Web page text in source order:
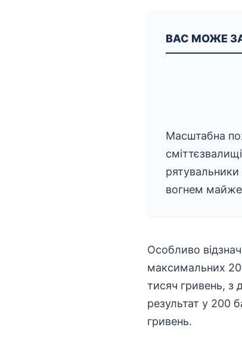
ВАС МОЖЕ
Масштабна
вогнем майже
Особливо
максимальних
тисяч гривень, з
результат у 200
гривень.